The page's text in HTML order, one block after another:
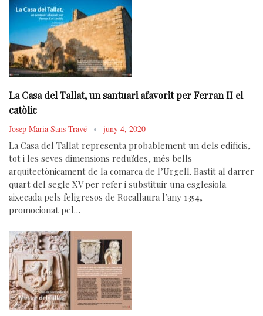
La Casa del Tallat, un santuari afavorit per Ferran II el
catòlic
Josep Maria Sans Travé juny 4, 2020
La Casa del Tallat representa probablement un dels edificis,
tot i les seves dimensions reduïdes, més bells
arquitectònicament de la comarca de l’Urgell. Bastit al darrer
quart del segle XV per refer i substituir una esglesiola
aixecada pels feligresos de Rocallaura l’any 1354,
promocionat pel…